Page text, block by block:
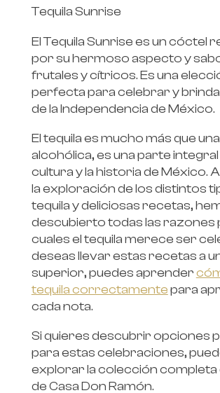
Tequila Sunrise
El Tequila Sunrise es un cóctel
por su hermoso aspecto y
frutales y cítricos. Es una
perfecta para celebrar y
de la Independencia de México.
El tequila es mucho más que
alcohólica, es una parte integral
cultura y la historia de México.
la exploración de los distintos
tequila y deliciosas recetas,
descubierto todas las razones
cuales el tequila merece ser
deseas llevar estas recetas a
superior, puedes aprender
tequila correctamentepara
cada nota.
Si quieres descubrir opciones
para estas celebraciones,
explorar la colección completa
de Casa Don Ramón.